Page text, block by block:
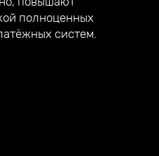
я
В награду они
отвечаю на все вопросы.
полноценных
систем.